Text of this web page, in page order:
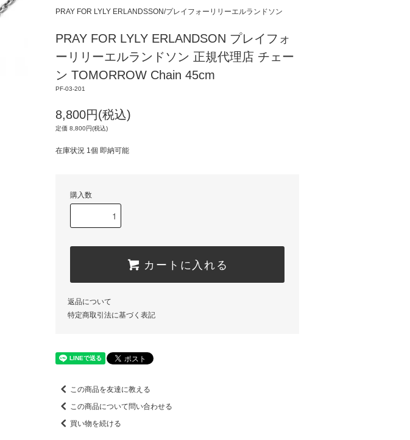
PRAY FOR LYLY ERLANDSSON/プレイフォーリリーエルランドソン
PRAY FOR LYLY ERLANDSON プレイフォ
ーリリーエルランドソン 正規代理店 チェー
ン TOMORROW Chain 45cm
PF-03-201
8,800円(税込)
定価 8,800円(税込)
在庫状況 1個 即納可能
購入数
カートに入れる
返品について
特定商取引法に基づく表記
この商品を友達に教える
この商品について問い合わせる
買い物を続ける